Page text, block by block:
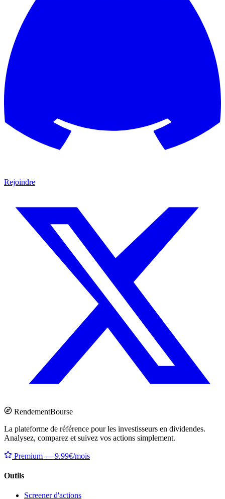
Rejoindre
RendementBourse
La plateforme de référence pour les investisseurs en dividendes.
Analysez, comparez et suivez vos actions simplement.
Premium — 9.99€/mois
Outils
Screener d'actions